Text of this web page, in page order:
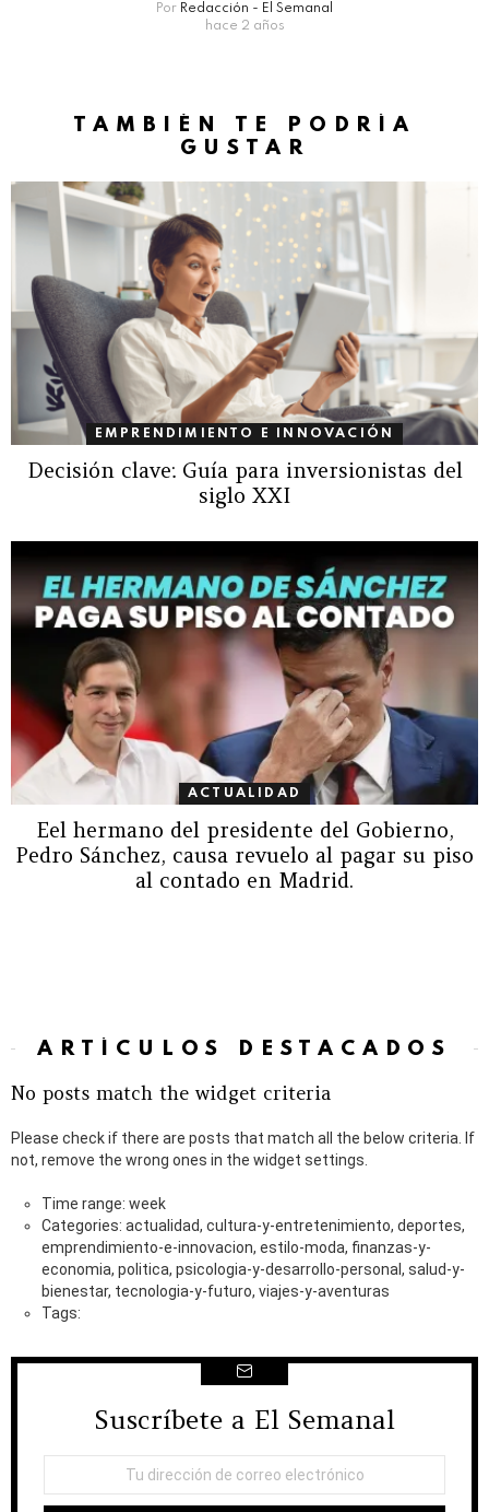
Por Redacción - El Semanal
hace 2 años
TAMBIÉN TE PODRÍA
GUSTAR
EMPRENDIMIENTO E INNOVACIÓN
Decisión clave: Guía para inversionistas del
siglo XXI
ACTUALIDAD
Eel hermano del presidente del Gobierno,
Pedro Sánchez, causa revuelo al pagar su piso
al contado en Madrid.
ARTÍCULOS DESTACADOS
No posts match the widget criteria
Please check if there are posts that match all the below criteria. If
not, remove the wrong ones in the widget settings.
Time range: week
Categories: actualidad, cultura-y-entretenimiento, deportes,
emprendimiento-e-innovacion, estilo-moda, finanzas-y-
economia, politica, psicologia-y-desarrollo-personal, salud-y-
bienestar, tecnologia-y-futuro, viajes-y-aventuras
Tags:
NEWSLETTER
Suscríbete a El Semanal
correo